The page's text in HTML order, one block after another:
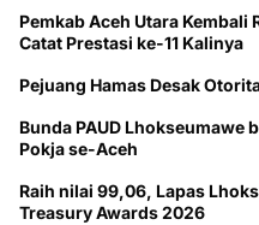
Pemkab Aceh Utara Kembali
Catat Prestasi ke-11 Kalinya
Pejuang Hamas Desak
Bunda PAUD Lhokseumawe
Pokja se-Aceh
Raih nilai 99,06, Lapas
Treasury Awards 2026